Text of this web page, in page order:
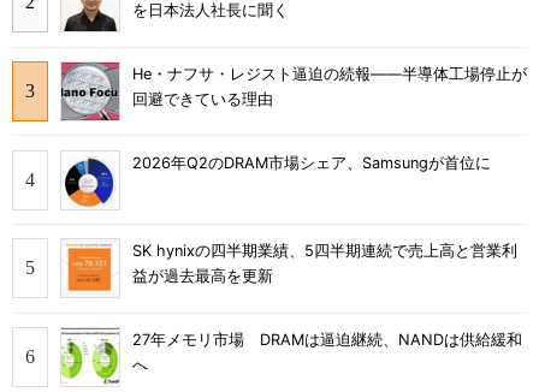
を日本法人社長に聞く
He・ナフサ・レジスト逼迫の続報――半導体工場停止が
回避できている理由
2026年Q2のDRAM市場シェア、Samsungが首位に
SK hynixの四半期業績、5四半期連続で売上高と営業利
益が過去最高を更新
27年メモリ市場 DRAMは逼迫継続、NANDは供給緩和
へ